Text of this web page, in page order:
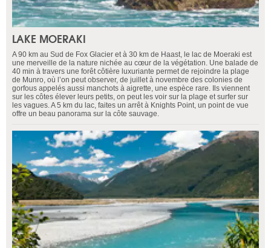
LAKE MOERAKI
A 90 km au Sud de Fox Glacier et à 30 km de Haast, le lac de Moeraki est
une merveille de la nature nichée au cœur de la végétation. Une balade de
40 min à travers une forêt côtière luxuriante permet de rejoindre la plage
de Munro, où l’on peut observer, de juillet à novembre des colonies de
gorfous appelés aussi manchots à aigrette, une espèce rare. Ils viennent
sur les côtes élever leurs petits, on peut les voir sur la plage et surfer sur
les vagues. A 5 km du lac, faites un arrêt à Knights Point, un point de vue
offre un beau panorama sur la côte sauvage.